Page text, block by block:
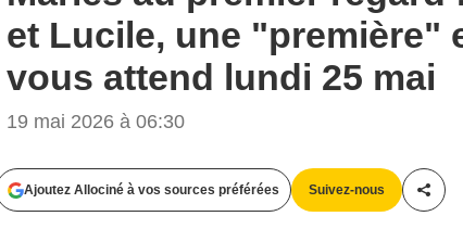
et Lucile, une "première"
vous attend lundi 25 mai
19 mai 2026 à 06:30
Ajoutez Allociné à vos sources préférées Suivez-nous